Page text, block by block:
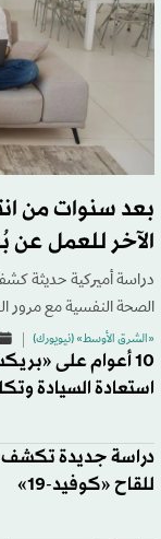
بعد سنوات من
الآخر للعمل عن
دراسة أميركية حديثة
الصحة النفسية مع مرور
«الشرق الأوسط» (نيويورك)
10 أعوام على
استعادة السيادة
دراسة جديدة تكشف
للقاح «كوفيد-19»